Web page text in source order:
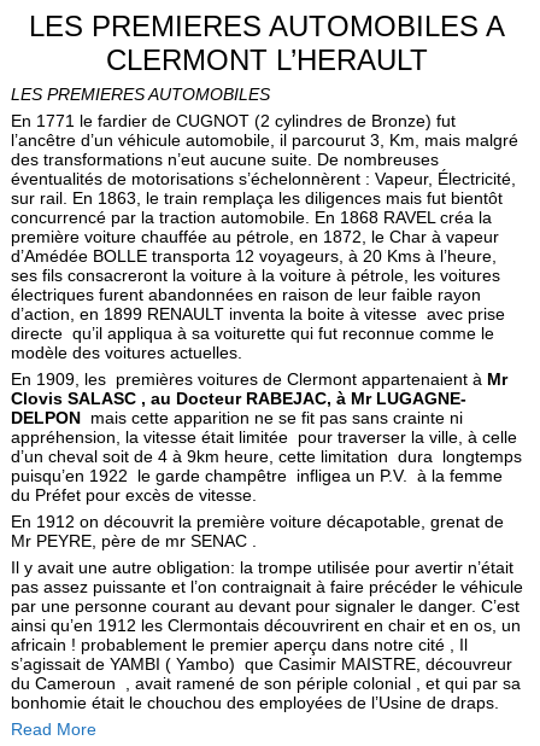
LES PREMIERES AUTOMOBILES A
CLERMONT L’HERAULT
LES PREMIERES AUTOMOBILES
En 1771 le fardier de CUGNOT (2 cylindres de Bronze) fut
l’ancêtre d’un véhicule automobile, il parcourut 3, Km, mais malgré
des transformations n’eut aucune suite. De nombreuses
éventualités de motorisations s’échelonnèrent : Vapeur, Électricité,
sur rail. En 1863, le train remplaça les diligences mais fut bientôt
concurrencé par la traction automobile. En 1868 RAVEL créa la
première voiture chauffée au pétrole, en 1872, le Char à vapeur
d’Amédée BOLLE transporta 12 voyageurs, à 20 Kms à l’heure,
ses fils consacreront la voiture à la voiture à pétrole, les voitures
électriques furent abandonnées en raison de leur faible rayon
d’action, en 1899 RENAULT inventa la boite à vitesse avec prise
directe qu’il appliqua à sa voiturette qui fut reconnue comme le
modèle des voitures actuelles.
En 1909, les premières voitures de Clermont appartenaient à Mr
Clovis SALASC , au Docteur RABEJAC, à Mr LUGAGNE-
DELPONmais cette apparition ne se fit pas sans crainte ni
appréhension, la vitesse était limitée pour traverser la ville, à celle
d’un cheval soit de 4 à 9km heure, cette limitation dura longtemps
puisqu’en 1922 le garde champêtre infligea un P.V. à la femme
du Préfet pour excès de vitesse.
En 1912 on découvrit la première voiture décapotable, grenat de
Mr PEYRE, père de mr SENAC .
Il y avait une autre obligation: la trompe utilisée pour avertir n’était
pas assez puissante et l’on contraignait à faire précéder le véhicule
par une personne courant au devant pour signaler le danger. C’est
ainsi qu’en 1912 les Clermontais découvrirent en chair et en os, un
africain ! probablement le premier aperçu dans notre cité , Il
s’agissait de YAMBI ( Yambo) que Casimir MAISTRE, découvreur
du Cameroun , avait ramené de son périple colonial , et qui par sa
bonhomie était le chouchou des employées de l’Usine de draps.
Read More